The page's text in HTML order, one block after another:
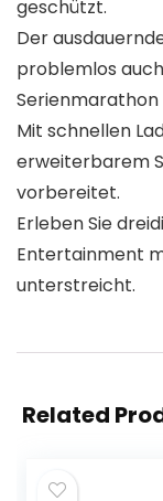
geschützt.
Der
problemlos
Serienmarathon
Mit schnellen
erweiterbarem
vorbereitet.
Erleben Sie
Entertainment
unterstreicht.
Related